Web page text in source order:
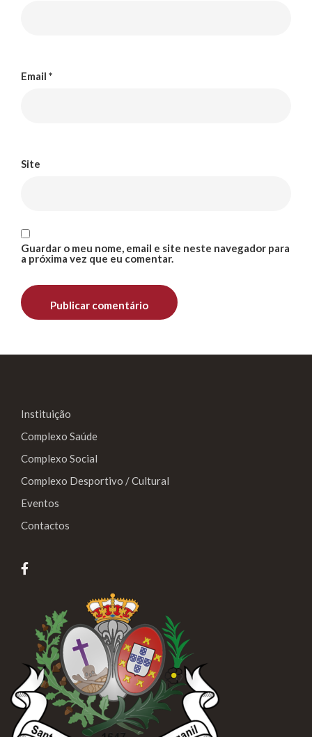
Email *
Site
Guardar o meu nome, email e site neste navegador para
a próxima vez que eu comentar.
Instituição
Complexo Saúde
Complexo Social
Complexo Desportivo / Cultural
Eventos
Contactos